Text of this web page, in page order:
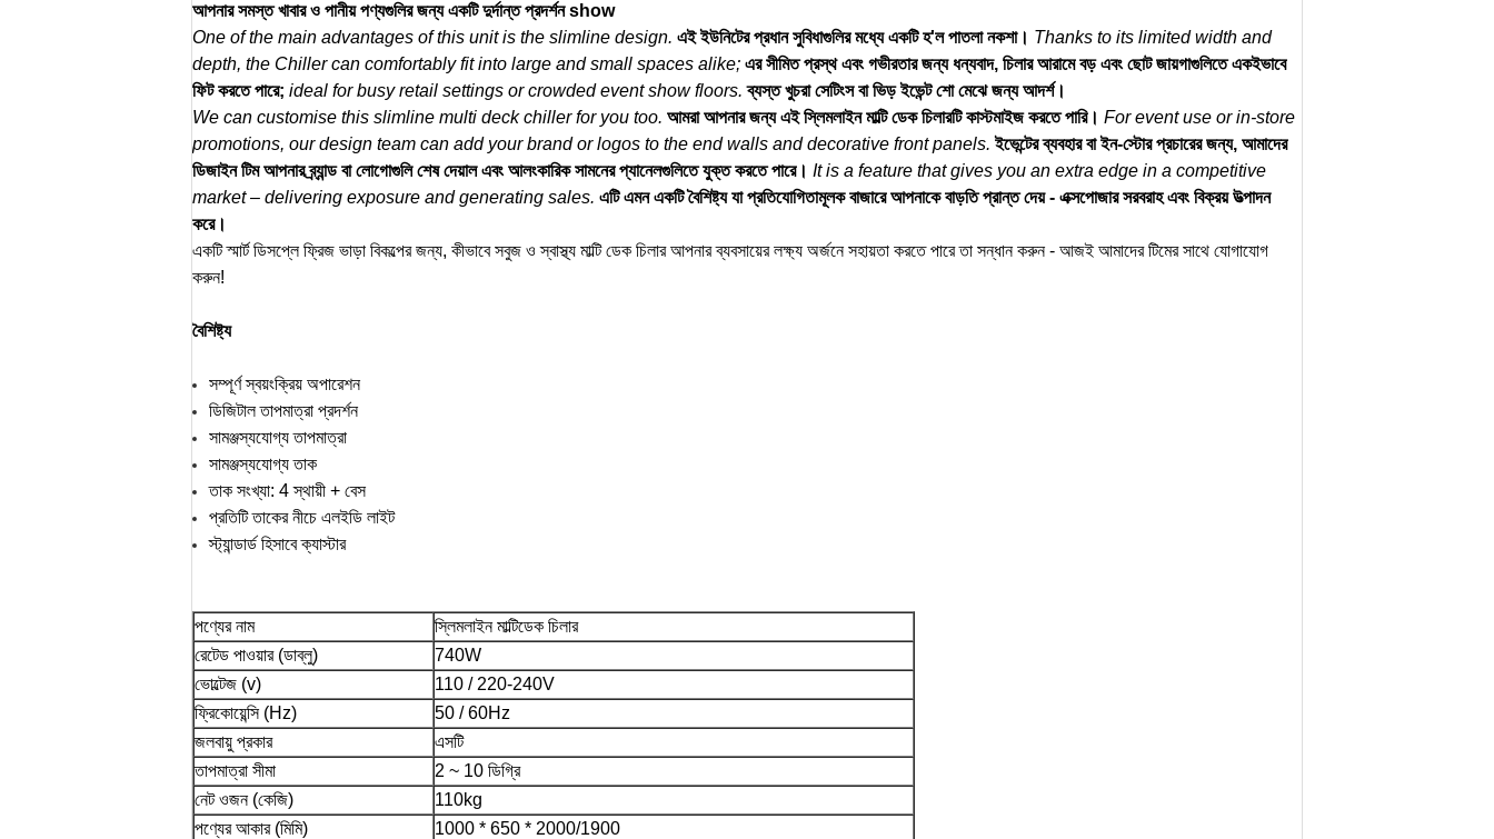
আপনার সমস্ত খাবার ও পানীয় পণ্যগুলির জন্য একটি দুর্দান্ত প্রদর্শন show
One of the main advantages of this unit is the slimline design. এই ইউনিটের প্রধান সুবিধাগুলির মধ্যে একটি হ'ল পাতলা নকশা। Thanks to its limited width and
depth, the Chiller can comfortably fit into large and small spaces alike; এর সীমিত প্রস্থ এবং গভীরতার জন্য ধন্যবাদ, চিলার আরামে বড় এবং ছোট জায়গাগুলিতে একইভাবে
ফিট করতে পারে; ideal for busy retail settings or crowded event show floors. ব্যস্ত খুচরা সেটিংস বা ভিড় ইভেন্ট শো মেঝে জন্য আদর্শ।
We can customise this slimline multi deck chiller for you too. আমরা আপনার জন্য এই স্লিমলাইন মাল্টি ডেক চিলারটি কাস্টমাইজ করতে পারি। For event use or in-store
promotions, our design team can add your brand or logos to the end walls and decorative front panels. ইভেন্টের ব্যবহার বা ইন-স্টোর প্রচারের জন্য, আমাদের
ডিজাইন টিম আপনার ব্র্যান্ড বা লোগোগুলি শেষ দেয়াল এবং আলংকারিক সামনের প্যানেলগুলিতে যুক্ত করতে পারে। It is a feature that gives you an extra edge in a competitive
market – delivering exposure and generating sales. এটি এমন একটি বৈশিষ্ট্য যা প্রতিযোগিতামূলক বাজারে আপনাকে বাড়তি প্রান্ত দেয় - এক্সপোজার সরবরাহ এবং বিক্রয় উত্পাদন
করে।
একটি স্মার্ট ডিসপ্লে ফ্রিজ ভাড়া বিকল্পের জন্য, কীভাবে সবুজ ও স্বাস্থ্য মাল্টি ডেক চিলার আপনার ব্যবসায়ের লক্ষ্য অর্জনে সহায়তা করতে পারে তা সন্ধান করুন - আজই আমাদের টিমের সাথে যোগাযোগ
করুন!
বৈশিষ্ট্য
সম্পূর্ণ স্বয়ংক্রিয় অপারেশন
ডিজিটাল তাপমাত্রা প্রদর্শন
সামঞ্জস্যযোগ্য তাপমাত্রা
সামঞ্জস্যযোগ্য তাক
তাক সংখ্যা: 4 স্থায়ী + বেস
প্রতিটি তাকের নীচে এলইডি লাইট
স্ট্যান্ডার্ড হিসাবে ক্যাস্টার
পণ্যের নাম
স্লিমলাইন মাল্টিডেক চিলার
রেটেড পাওয়ার (ডাব্লু)
740W
ভোল্টেজ (v)
110 / 220-240V
ফ্রিকোয়েন্সি (Hz)
50 / 60Hz
জলবায়ু প্রকার
এসটি
তাপমাত্রা সীমা
2 ~ 10 ডিগ্রি
নেট ওজন (কেজি)
110kg
পণ্যের আকার (মিমি)
1000 * 650 * 2000/1900